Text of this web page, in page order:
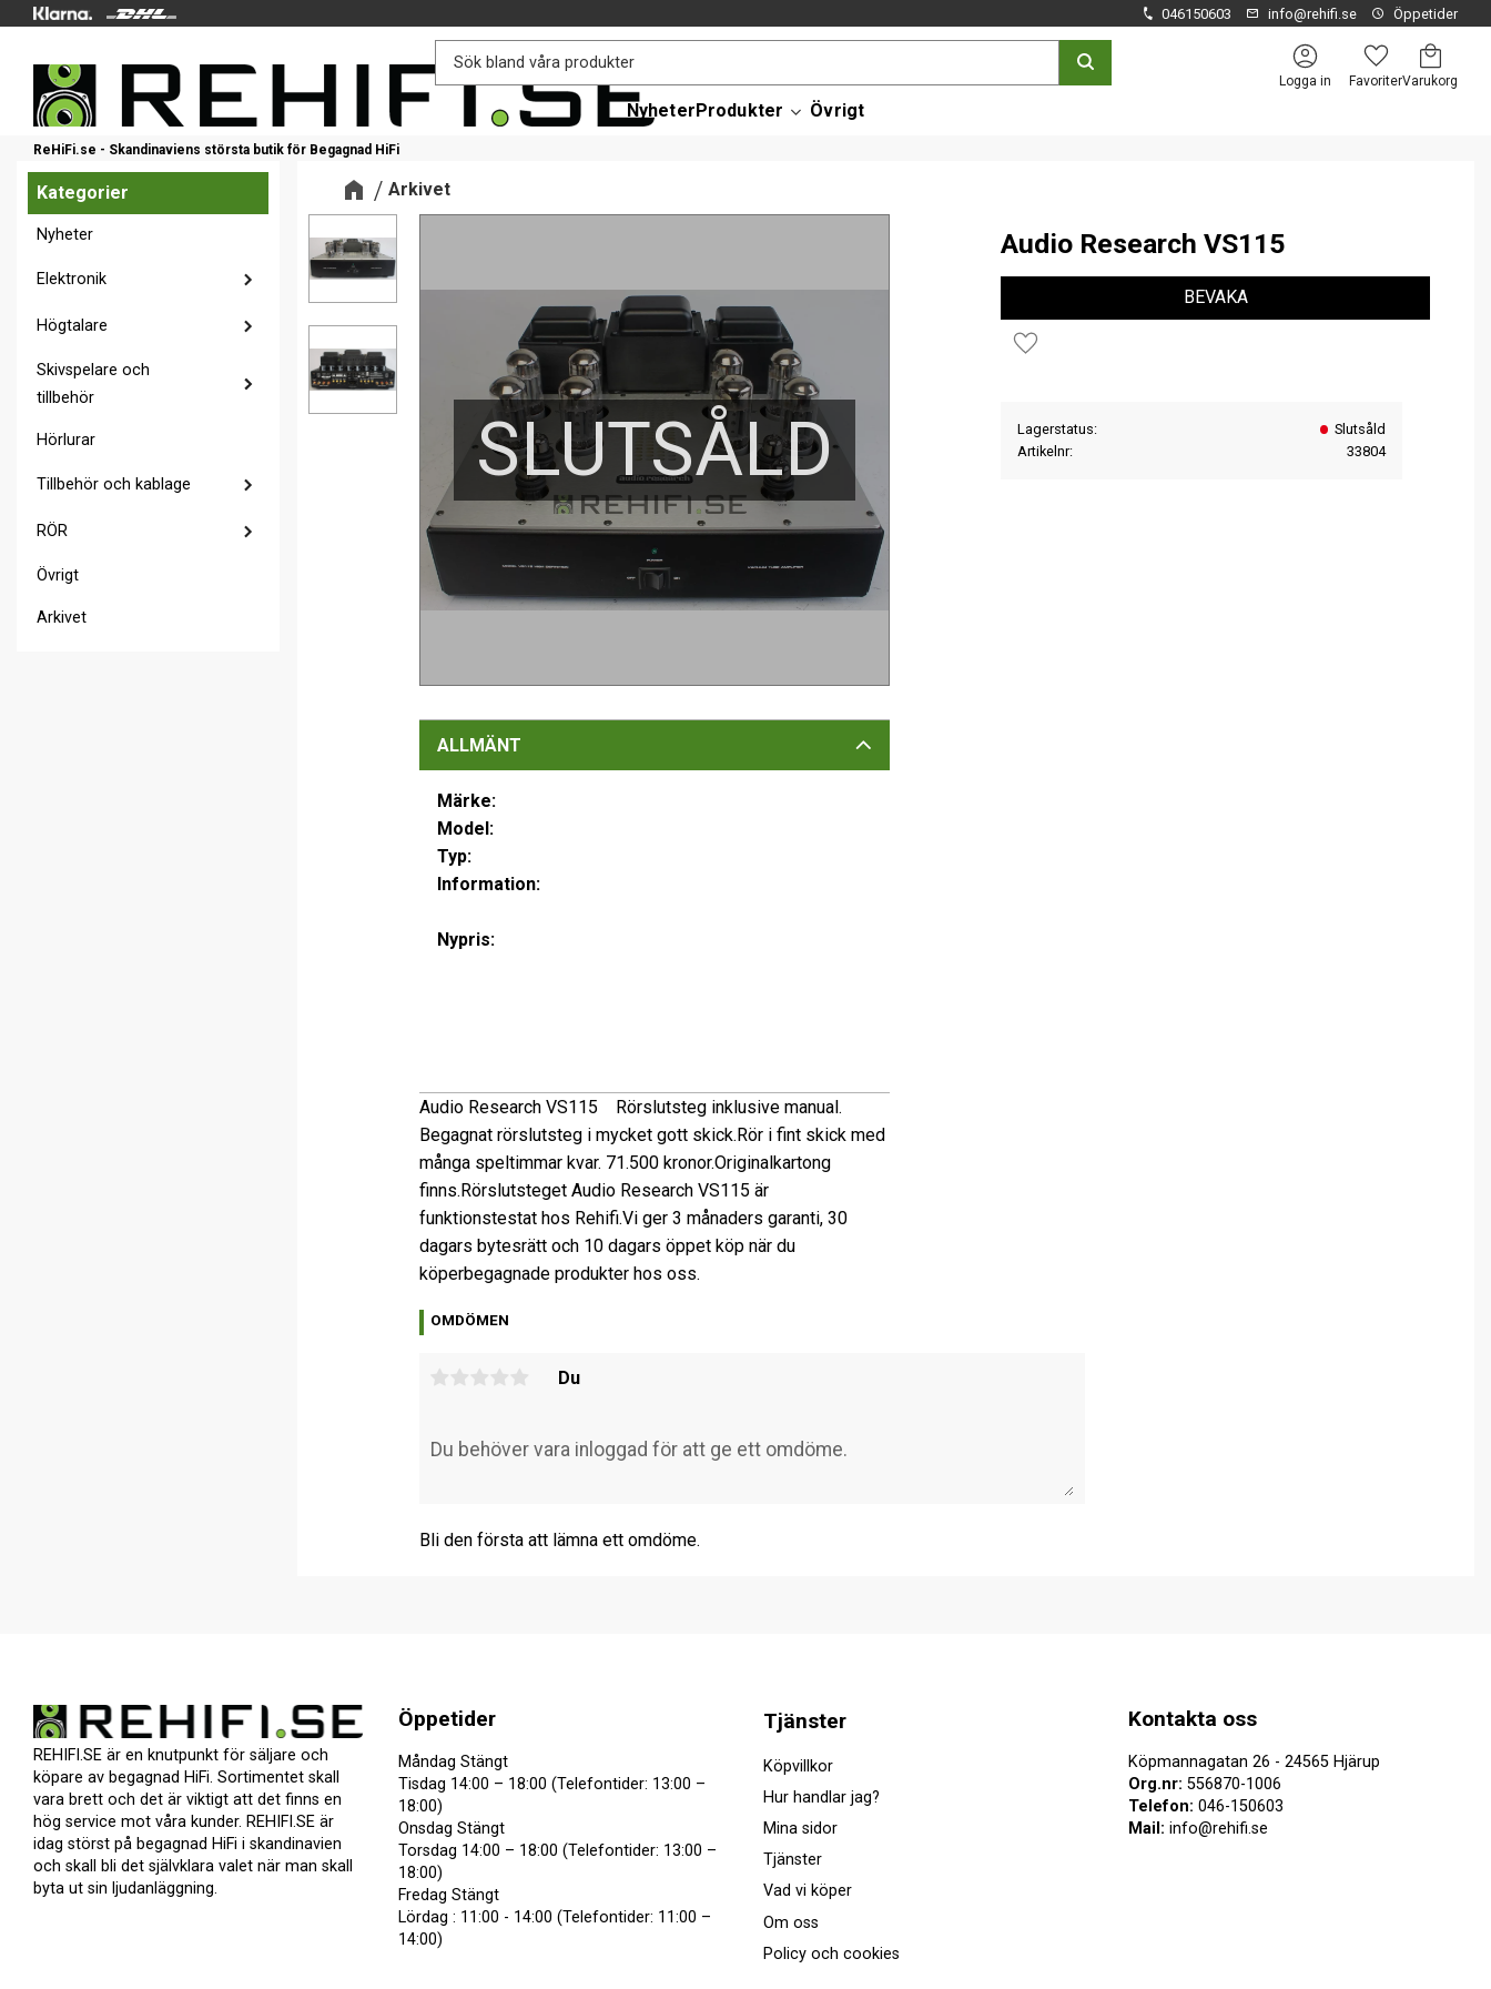
046150603 info@rehifi.se Öppetider
ReHiFi.se - Skandinaviens största butik för Begagnad HiFi
Logga in
Favoriter
Kundvagn
NyheterProdukter Övrigt
Arkivet
Audio Research VS115
SLUTSÅLD
Lägg till i favoriter
BEVAKA
Lagerstatus
Slutsåld
Artikelnr
33804
ALLMÄNT
Märke:
Model:
Typ:
Information:
Nypris:
Audio Research VS115 Rörslutsteg inklusive manual.
Begagnat rörslutsteg i mycket gott skick. Rör i fint skick med
många speltimmar kvar. 71.500 kronor.Originalkartong
finns. Rörslutsteget Audio Research VS115 är
funktionstestat hos Rehifi.Vi ger 3 månaders garanti, 30
dagars bytesrätt och 10 dagars öppet köp när du
köperbegagnade produkter hos oss.
OMDÖMEN
Du
Bli den första att lämna ett omdöme.
Kategorier
Nyheter
Elektronik
Högtalare
Skivspelare och
tillbehör
Hörlurar
Tillbehör och kablage
RÖR
Övrigt
Arkivet
REHIFI.SE är en knutpunkt för säljare och
köpare av begagnad HiFi. Sortimentet skall
vara brett och det är viktigt att det finns en
hög service mot våra kunder. REHIFI.SE är
idag störst på begagnad HiFi i skandinavien
och skall bli det självklara valet när man skall
byta ut sin ljudanläggning.
Öppetider
Måndag Stängt
Tisdag 14:00 – 18:00 (Telefontider: 13:00 –
18:00)
Onsdag Stängt
Torsdag 14:00 – 18:00 (Telefontider: 13:00 –
18:00)
Fredag Stängt
Lördag : 11:00 - 14:00 (Telefontider: 11:00 –
14:00)
Kontakta oss
Köpmannagatan 26 - 24565 Hjärup
Org.nr: 556870-1006
Telefon: 046-150603
Mail: info@rehifi.se
Tjänster
Köpvillkor
Hur handlar jag?
Mina sidor
Tjänster
Vad vi köper
Om oss
Policy och cookies